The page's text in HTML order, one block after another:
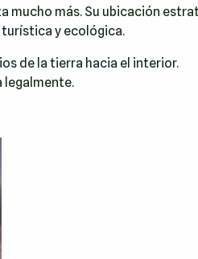
mucho más. Su ubicación
turística y ecológica.
de la tierra hacia el interior.
legalmente.